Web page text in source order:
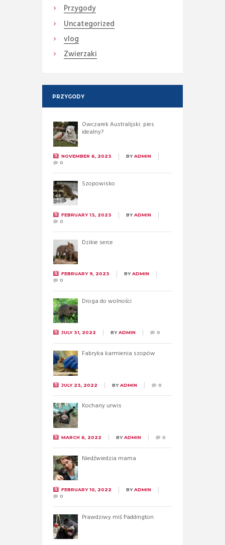
Przygody
Uncategorized
vlog
Zwierzaki
PRZYGODY
Owczarek Australijski: pies
idealny?
NOVEMBER 6, 2023 BYADMIN
0
Szopowisko
FEBRUARY 13, 2023 BYADMIN
0
Dzikie serce
FEBRUARY 9, 2023 BYADMIN
0
Droga do wolności
JULY 31, 2022 BYADMIN 0
Fabryka karmienia szopów
JULY 23, 2022 BYADMIN 0
Kochany urwis
MARCH 6, 2022 BYADMIN 0
Niedźwiedzia mama
FEBRUARY 10, 2022 BYADMIN
0
Prawdziwy miś Paddington